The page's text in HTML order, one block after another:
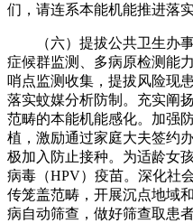
们，请连系本能机能推进落实
（六）提拔公共卫生办事
症候群监测、多病原检测能
哨点监测收集，提拔风险现
落实蚊媒分析防制。充实阐
范畴的本能机能感化。加强
植，激励通过家庭大夫签约
极加入防止接种。为适龄女
病毒（HPV）疫苗。深化社
传笼盖范畴，开展沉点地域
病自动筛查，做好筛查取患